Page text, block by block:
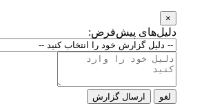
دلیل‌های پیش‌فرض:
ارسال گزارش